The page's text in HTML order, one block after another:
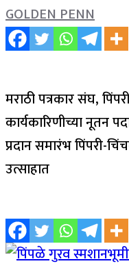
GOLDEN PENN
मराठी पत्रकार संघ,
कार्यकारिणीच्या नूतन
प्रदान समारंभ पिंपरी-
उत्साहात